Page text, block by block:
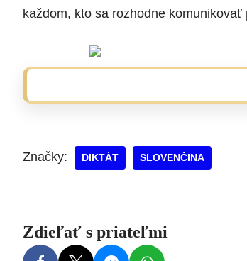
každom, kto sa rozhodne komunikovať
Značky: DIKTÁT SLOVENČINA
Zdieľať s priateľmi